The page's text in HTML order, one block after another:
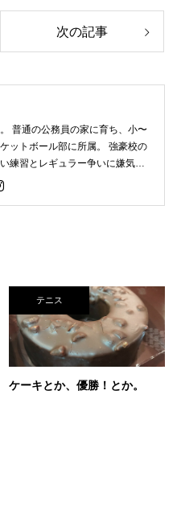
次の記事
普通の公務員の家に育ち、小〜
ットボール部に所属。 強豪校の
練習とレギュラー争いに嫌気が
をやることに。 高校で見つ
端に、先輩に「センスなし」か
スとの出会い
、テニスで生きているという不思
ニスを軸にたくさん勉強させても
使して、 テニス業界、スポーツ
いる今現在。 座右の銘は
テニス
ケーキとか、優勝！とか。